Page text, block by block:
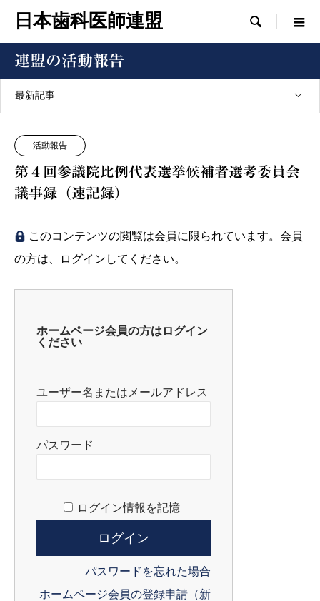
日本歯科医師連盟 
連盟の活動報告
最新記事
活動報告
第４回参議院比例代表選挙候補者選考委員会
議事録（速記録）
このコンテンツの閲覧は会員に限られています。会員
の方は、ログインしてください。
ホームページ会員の方はログイン
ください
ユーザー名またはメールアドレス
パスワード
ログイン情報を記憶
パスワードを忘れた場合
ホームページ会員の登録申請（新